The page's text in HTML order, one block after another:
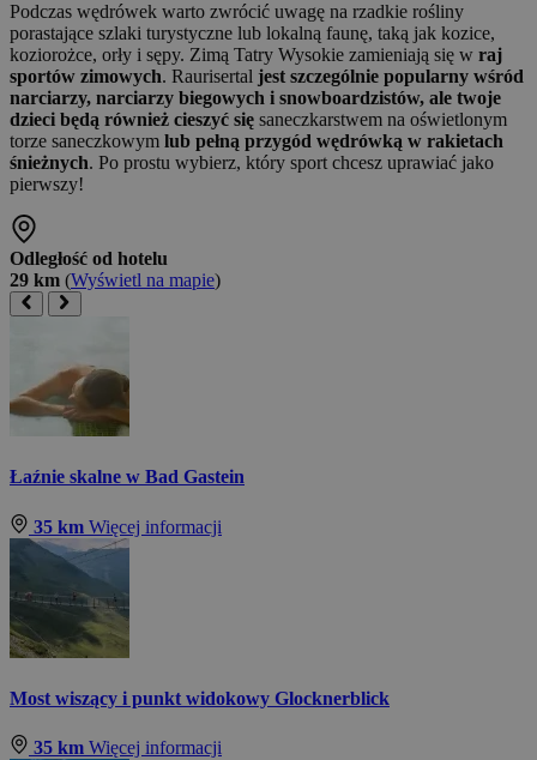
Podczas wędrówek warto zwrócić uwagę na rzadkie rośliny
porastające szlaki turystyczne lub lokalną faunę, taką jak kozice,
koziorożce, orły i sępy. Zimą Tatry Wysokie zamieniają się w raj
sportów zimowych. Raurisertal jest szczególnie popularny wśród
narciarzy, narciarzy biegowych i snowboardzistów, ale twoje
dzieci będą również cieszyć się saneczkarstwem na oświetlonym
torze saneczkowym lub pełną przygód wędrówką w rakietach
śnieżnych. Po prostu wybierz, który sport chcesz uprawiać jako
pierwszy!
Odległość od hotelu
29 km (Wyświetl na mapie)
Łaźnie skalne w Bad Gastein
35 km Więcej informacji
Most wiszący i punkt widokowy Glocknerblick
35 km Więcej informacji